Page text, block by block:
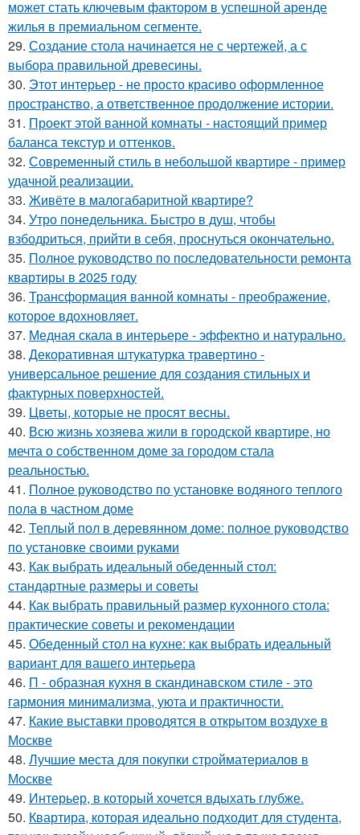
может стать ключевым фактором в успешной аренде
жилья в премиальном сегменте.
29. Создание стола начинается не с чертежей, а с
выбора правильной древесины.
30. Этот интерьер - не просто красиво оформленное
пространство, а ответственное продолжение истории.
31. Проект этой ванной комнаты - настоящий пример
баланса текстур и оттенков.
32. Современный стиль в небольшой квартире - пример
удачной реализации.
33. Живёте в малогабаритной квартире?
34. Утро понедельника. Быстро в душ, чтобы
взбодриться, прийти в себя, проснуться окончательно.
35. Полное руководство по последовательности ремонта
квартиры в 2025 году
36. Трансформация ванной комнаты - преображение,
которое вдохновляет.
37. Медная скала в интерьере - эффектно и натурально.
38. Декоративная штукатурка травертино -
универсальное решение для создания стильных и
фактурных поверхностей.
39. Цветы, которые не просят весны.
40. Всю жизнь хозяева жили в городской квартире, но
мечта о собственном доме за городом стала
реальностью.
41. Полное руководство по установке водяного теплого
пола в частном доме
42. Теплый пол в деревянном доме: полное руководство
по установке своими руками
43. Как выбрать идеальный обеденный стол:
стандартные размеры и советы
44. Как выбрать правильный размер кухонного стола:
практические советы и рекомендации
45. Обеденный стол на кухне: как выбрать идеальный
вариант для вашего интерьера
46. П - образная кухня в скандинавском стиле - это
гармония минимализма, уюта и практичности.
47. Какие выставки проводятся в открытом воздухе в
Москве
48. Лучшие места для покупки стройматериалов в
Москве
49. Интерьер, в который хочется вдыхать глубже.
50. Квартира, которая идеально подходит для студента,